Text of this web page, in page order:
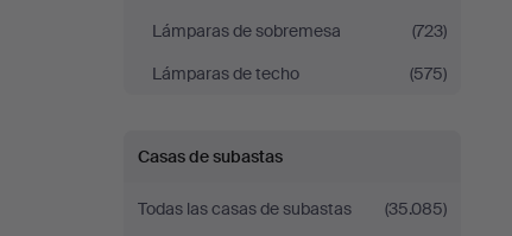
Lámparas de sobremesa
(723)
Lámparas de techo
(575)
Casas de subastas
Todas las casas de subastas
(35.085)